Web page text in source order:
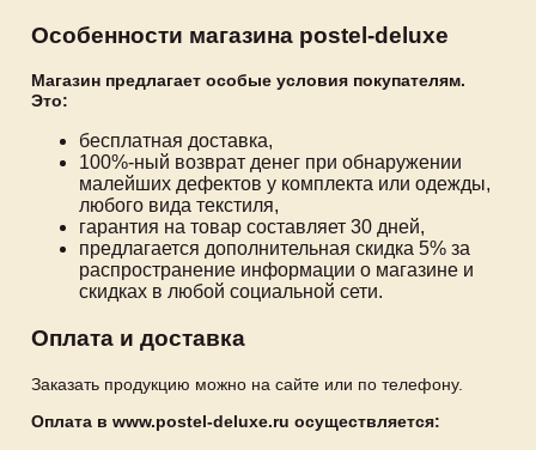
Особенности магазина postel-deluxe
Магазин предлагает особые условия покупателям.
Это:
бесплатная доставка,
100%-ный возврат денег при обнаружении
малейших дефектов у комплекта или одежды,
любого вида текстиля,
гарантия на товар составляет 30 дней,
предлагается дополнительная скидка 5% за
распространение информации о магазине и
скидках в любой социальной сети.
Оплата и доставка
Заказать продукцию можно на сайте или по телефону.
Оплата в www.postel-deluxe.ru осуществляется: